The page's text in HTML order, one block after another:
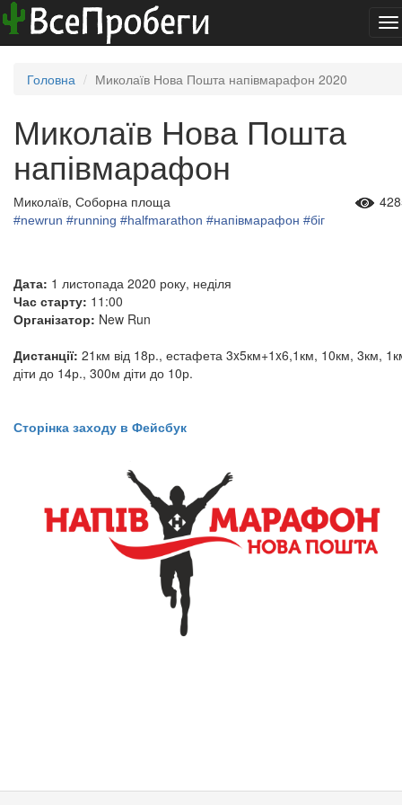
Головна Миколаїв Нова Пошта напівмарафон 2020
Миколаїв Нова Пошта
напівмарафон
Миколаїв, Соборна площа
#newrun #running #halfmarathon #напівмарафон #біг
Дата: 1 листопада 2020 року, неділя
Час старту: 11:00
Організатор: New Run
Дистанції: 21км від 18р., естафета 3x5км+1x6,1км, 10км, 3км,
діти до 14р., 300м діти до 10р.
Сторінка заходу в Фейсбук